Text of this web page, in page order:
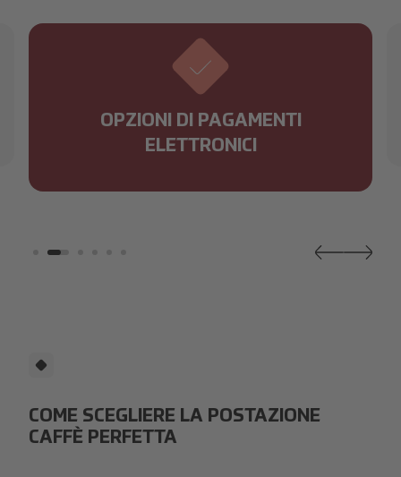
OPZIONI DI PAGAMENTI
ELETTRONICI
COME SCEGLIERE LA POSTAZIONE
CAFFÈ PERFETTA